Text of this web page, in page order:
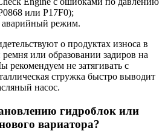
или P17F0);
аварийный режим.
о продуктах износа в
или образовании задиров на
рекомендуем не затягивать с
стружка быстро выводит
насос.
гидроблок или
вариатора?